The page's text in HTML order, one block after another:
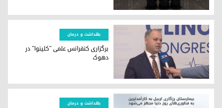
بازداشت اعضای شبکه بین‌المللی فروش کلیه و قاچاق انسان
دکتر افراسیاب موسی، مدیرکل سلامت استان دهوک
بهداشت و درمان
برگزاری کنفرانس علمی "کلینوا" در
دهوک
بهداشت و درمان